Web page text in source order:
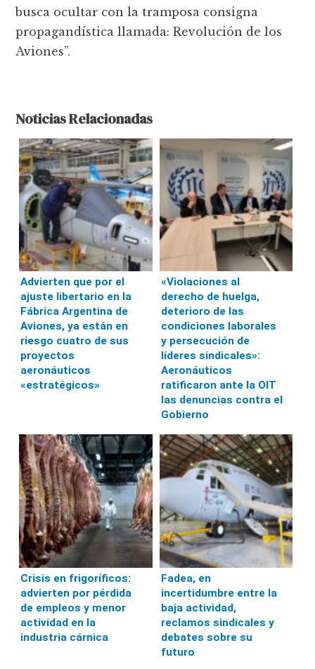
busca ocultar con la tramposa consigna
propagandística llamada: Revolución de los
Aviones”.
Noticias Relacionadas
Advierten que por el
ajuste libertario en la
Fábrica Argentina de
Aviones, ya están en
riesgo cuatro de sus
proyectos
aeronáuticos
«estratégicos»
«Violaciones al
derecho de huelga,
deterioro de las
condiciones laborales
y persecución de
líderes sindicales»:
Aeronáuticos
ratificaron ante la OIT
las denuncias contra el
Gobierno
Crisis en frigoríficos:
advierten por pérdida
de empleos y menor
actividad en la
industria cárnica
Fadea, en
incertidumbre entre la
baja actividad,
reclamos sindicales y
debates sobre su
futuro